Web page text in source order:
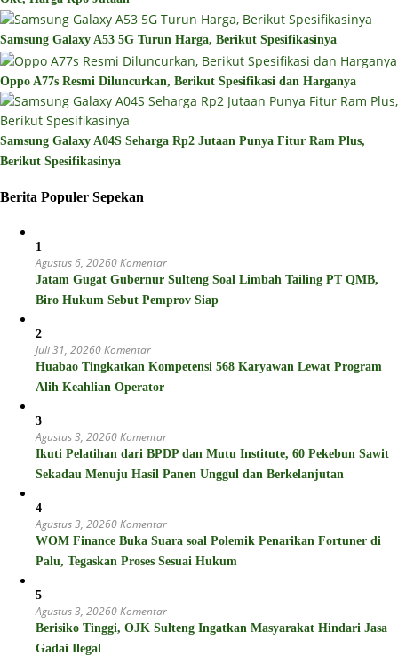
Samsung Galaxy A53 5G Turun Harga, Berikut Spesifikasinya
Oppo A77s Resmi Diluncurkan, Berikut Spesifikasi dan Harganya
Samsung Galaxy A04S Seharga Rp2 Jutaan Punya Fitur Ram Plus,
Berikut Spesifikasinya
Berita Populer Sepekan
1
Agustus 6, 20260 Komentar
Jatam Gugat Gubernur Sulteng Soal Limbah Tailing PT QMB,
Biro Hukum Sebut Pemprov Siap
2
Juli 31, 20260 Komentar
Huabao Tingkatkan Kompetensi 568 Karyawan Lewat Program
Alih Keahlian Operator
3
Agustus 3, 20260 Komentar
Ikuti Pelatihan dari BPDP dan Mutu Institute, 60 Pekebun Sawit
Sekadau Menuju Hasil Panen Unggul dan Berkelanjutan
4
Agustus 3, 20260 Komentar
WOM Finance Buka Suara soal Polemik Penarikan Fortuner di
Palu, Tegaskan Proses Sesuai Hukum
5
Agustus 3, 20260 Komentar
Berisiko Tinggi, OJK Sulteng Ingatkan Masyarakat Hindari Jasa
Gadai Ilegal